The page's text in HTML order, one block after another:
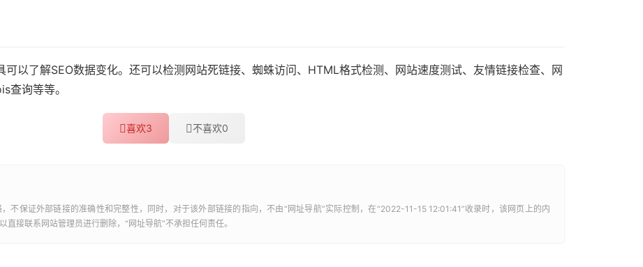
以了解SEO数据变化。还可以检测网站死链接、蜘蛛访问、HTML格式检测、网站速度测试、友情链接检查、网
查询等等。
喜欢3 不喜欢0
，不保证外部链接的准确性和完整性，同时，对于该外部链接的指向，不由“ 网址导航”实际控制，在“2022-11-15 12:01:41”收录时，该网页上的内
直接联系网站管理员进行删除，“ 网址导航”不承担任何责任。